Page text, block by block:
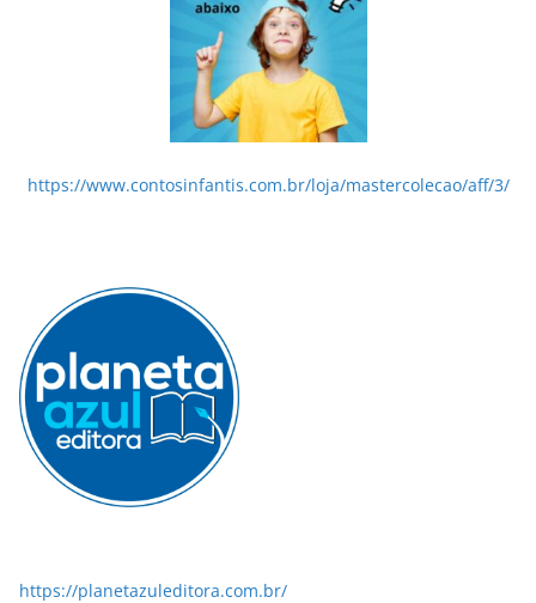
https://www.contosinfantis.com.br/loja/mastercolecao/aff/3/
https://planetazuleditora.com.br/